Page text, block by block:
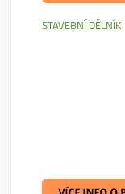
STAVEBNÍ DĚLNÍK